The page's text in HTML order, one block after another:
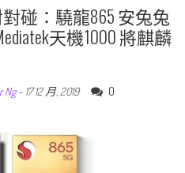
對碰：驍龍865 安兔兔
天機1000 將麒麟
Ng- 17 12 月, 2019 0